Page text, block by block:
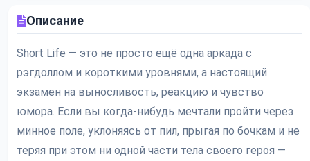
Описание
Short Life — это не просто ещё одна аркада с
рэгдоллом и короткими уровнями, а настоящий
экзамен на выносливость, реакцию и чувство
юмора. Если вы когда-нибудь мечтали пройти через
минное поле, уклоняясь от пил, прыгая по бочкам и не
теряя при этом ни одной части тела своего героя —